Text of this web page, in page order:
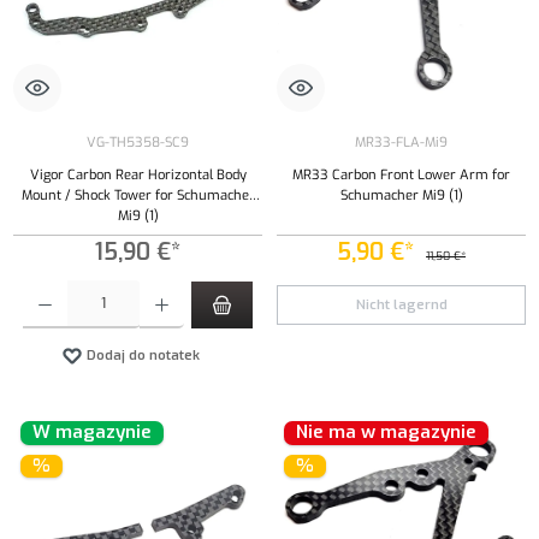
VG-TH5358-SC9
Vigor Carbon Rear Horizontal Body
Mount / Shock Tower for Schumacher
Mi9 (1)
15,90 €*
Ilość produktu: Wprowadź żądaną ilość lub użyj przycisków, aby zwiększyć lub zmniejszyć
Dodaj do notatek
MR33-FLA-Mi9
MR33 Carbon Front Lower Arm for
Schumacher Mi9 (1)
5,90 €* 11,50 €*
Nicht lagernd
W magazynie
%
Nie ma w magazynie
%